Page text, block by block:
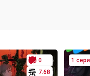
0
7.68
1